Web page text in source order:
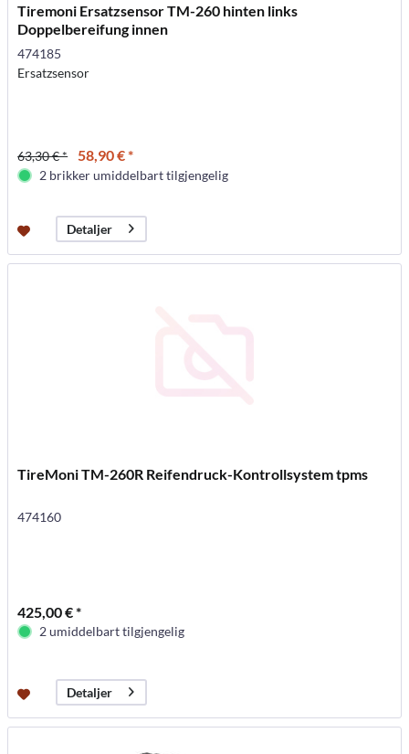
Tiremoni Ersatzsensor TM-260 hinten links
Doppelbereifung innen
474185
Ersatzsensor
63,30 € * 58,90 € *
2 brikker umiddelbart tilgjengelig
Detaljer
TireMoni TM-260R Reifendruck-Kontrollsystem tpms
474160
425,00 € *
2 umiddelbart tilgjengelig
Detaljer